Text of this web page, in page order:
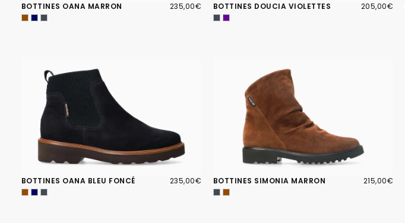
BOTTINES OANA MARRON 235,00€
PRIX
235,00€ BOTTINES DOUCIA VIOLETTES 205,00€
PRIX
205,00€
BOTTINES OANA BLEU FONCÉ 235,00€
PRIX
235,00€ BOTTINES SIMONIA MARRON 215,00€
PRIX
215,00€